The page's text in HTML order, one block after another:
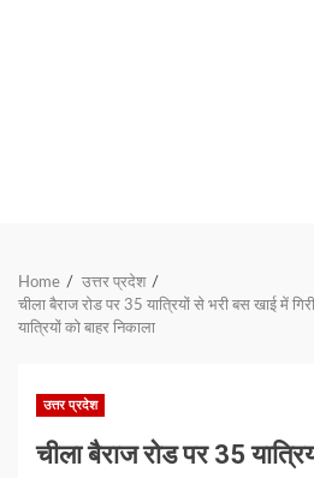
Home
उत्तर प्रदेश
चीला बैराज रोड पर 35 यात्रियों से भरी बस खाई में
यात्रियों को बाहर निकाला
उत्तर प्रदेश
चीला बैराज रोड पर 35